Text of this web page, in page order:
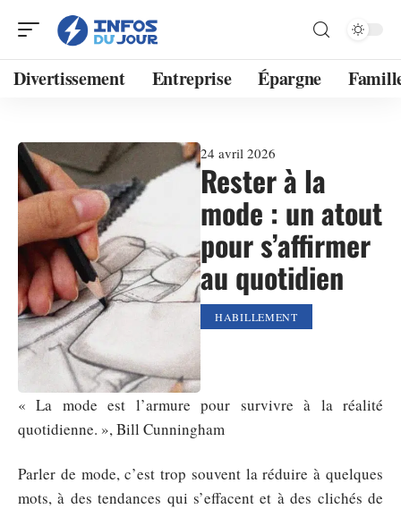
Divertissement Entreprise Épargne
24 avril 2026
Rester à la
mode : un atout
pour s’affirmer
au quotidien
HABILLEMENT
« La mode est l’armure pour survivre à la réalité
quotidienne. », Bill Cunningham
Parler de mode, c’est trop souvent la réduire à quelques
mots, à des tendances qui s’effacent et à des clichés de